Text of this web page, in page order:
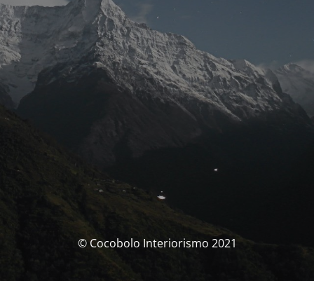
© Cocobolo Interiorismo 2021